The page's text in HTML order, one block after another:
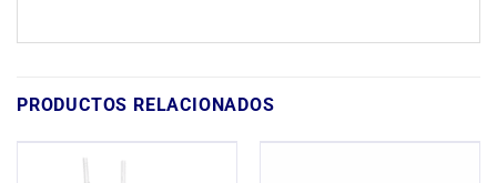
PRODUCTOS RELACIONADOS